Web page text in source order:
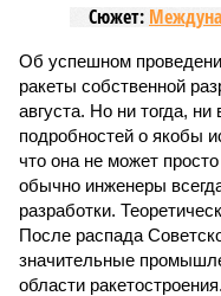
Сюжет:
Об успешном
ракеты собственной
августа. Но ни тогда, ни
подробностей о якобы
что она не может
обычно инженеры
разработки.
После распада
значительные
области